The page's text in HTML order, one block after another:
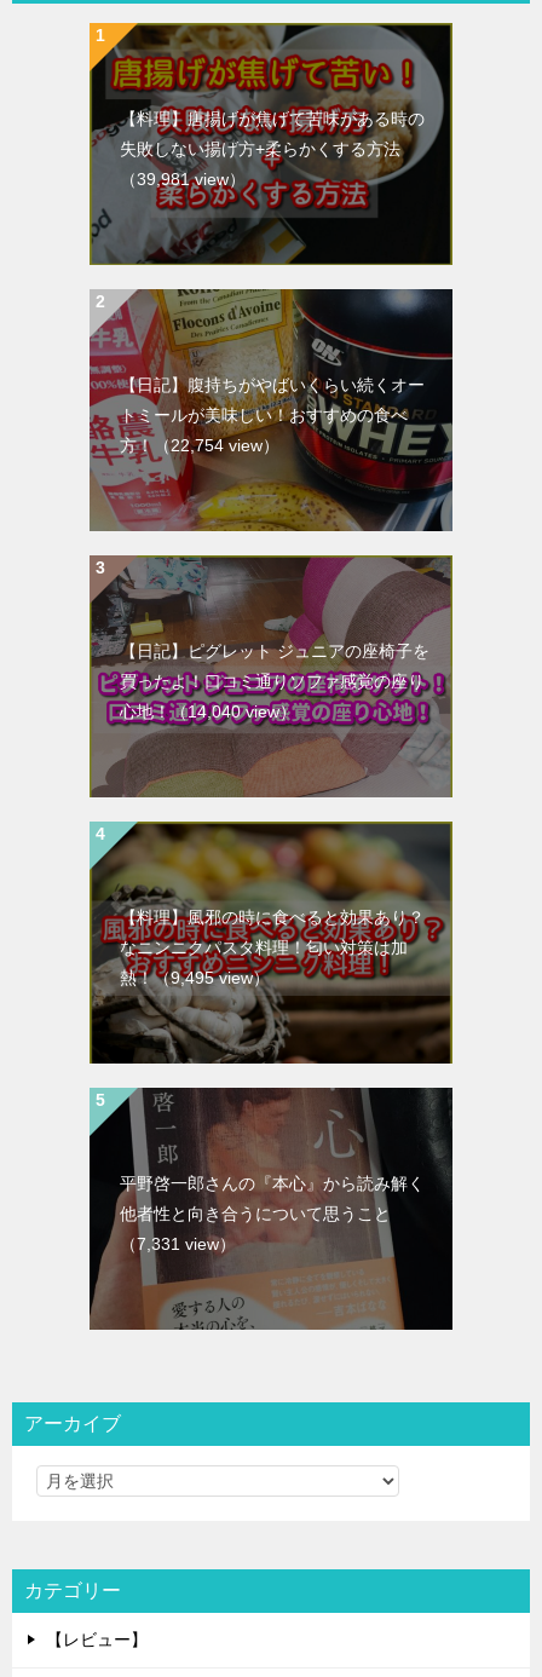
【料理】唐揚げが焦げて苦味がある時の
失敗しない揚げ方+柔らかくする方法
（39,981 view）
【日記】腹持ちがやばいくらい続くオー
トミールが美味しい！おすすめの食べ
方！
（22,754 view）
【日記】ピグレット ジュニアの座椅子を
買ったよ！口コミ通りソファ感覚の座り
心地！（14,040 view）
【料理】風邪の時に食べると効果あり？
なニンニクパスタ料理！匂い対策は加
熱！（9,495 view）
平野啓一郎さんの『本心』から読み解く
他者性と向き合うについて思うこと
（7,331 view）
アーカイブ
カテゴリー
【レビュー】